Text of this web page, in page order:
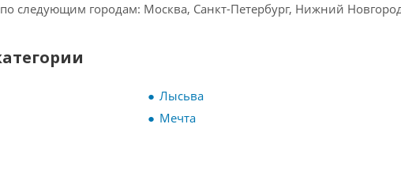
следующим городам: Москва, Санкт-Петербург, Нижний
Лысьва
Мечта